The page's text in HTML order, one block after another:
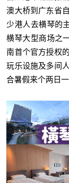
澳大桥到广东省
少港人去横琴的
横琴大型商场之
南首个官方授权
玩乐设施及多间
合暑假来个两日一